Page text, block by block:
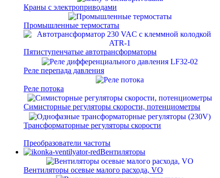
Краны с электроприводами
Промышленные термостаты
Пятиступенчатые автотрансформаторы
Реле перепада давления
Реле потока
Симисторные регуляторы скорости, потенциометры
Трансформаторные регуляторы скорости
Преобразователи частоты
Вентиляторы
Вентиляторы осевые малого расхода, VO